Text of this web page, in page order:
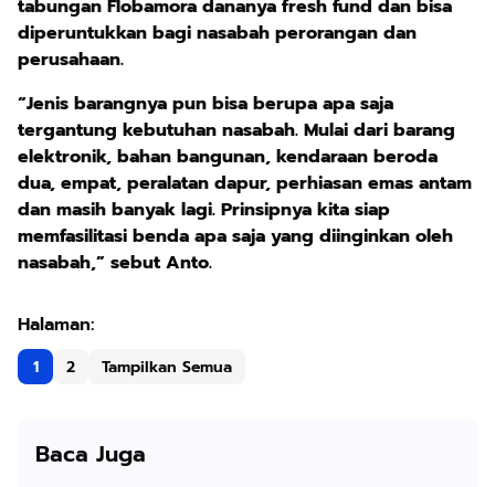
tabungan Flobamora dananya fresh fund dan bisa
diperuntukkan bagi nasabah perorangan dan
perusahaan.
“Jenis barangnya pun bisa berupa apa saja
tergantung kebutuhan nasabah. Mulai dari barang
elektronik, bahan bangunan, kendaraan beroda
dua, empat, peralatan dapur, perhiasan emas antam
dan masih banyak lagi. Prinsipnya kita siap
memfasilitasi benda apa saja yang diinginkan oleh
nasabah,” sebut Anto.
1 2 Tampilkan Semua
Baca Juga